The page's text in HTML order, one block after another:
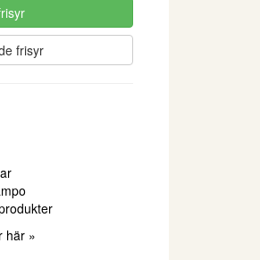
frisyr
här »